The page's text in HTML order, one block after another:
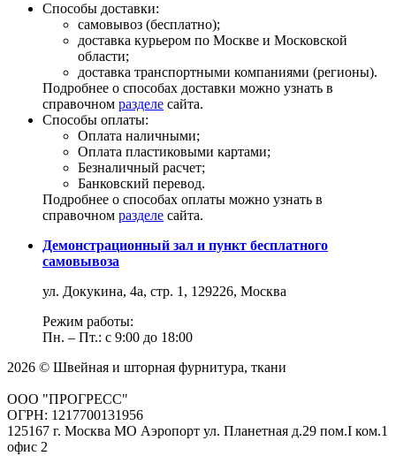
Способы доставки:
самовывоз (бесплатно);
доставка курьером по Москве и Московской
области;
доставка транспортными компаниями (регионы).
Подробнее о способах доставки можно узнать в
справочном разделе сайта.
Способы оплаты:
Оплата наличными;
Оплата пластиковыми картами;
Безналичный расчет;
Банковский перевод.
Подробнее о способах оплаты можно узнать в
справочном разделе сайта.
Демонстрационный зал и пункт бесплатного
самовывоза
ул. Докукина, 4а, стр. 1, 129226, Москва
Режим работы:
Пн. – Пт.: с 9:00 до 18:00
2026 © Швейная и шторная фурнитура, ткани
ООО "ПРОГРЕСС"
ОГРН: 1217700131956
125167 г. Москва МО Аэропорт ул. Планетная д.29 пом.I ком.1
офис 2